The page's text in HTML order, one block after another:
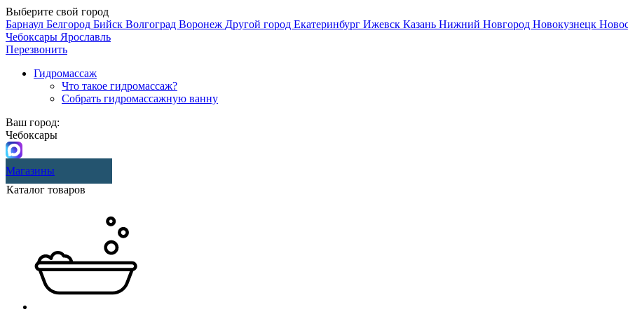
Выберите свой город
Барнаул Белгород Бийск Волгоград Воронеж Другой город Екатеринбург Ижевск Казань Нижний Новгород Новокузнецк
Чебоксары Ярославль
Перезвонить
Гидромассаж
Что такое гидромассаж?
Собрать гидромассажную ванну
Ваш город:
Чебоксары
Магазины
Каталог товаров